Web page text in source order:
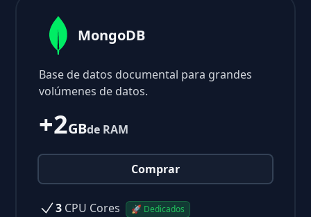
MongoDB
Base de datos documental para grandes
volúmenes de datos.
+2GBde RAM
Comprar
3 CPU Cores 🚀 Dedicados